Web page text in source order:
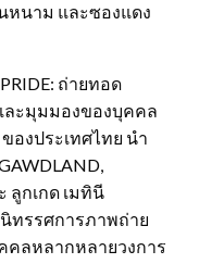
หนาม และซองแดง
PRIDE: ถ่ายทอด
และมุมมองของบุคคล
องประเทศไทย นำ
ลูกเกด เมทินี
นิทรรศการภาพถ่าย
คลหลากหลายวงการ